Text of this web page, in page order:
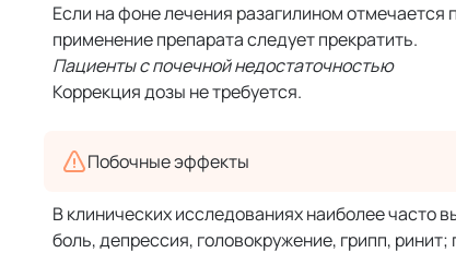
Если на фоне лечения разагилином
применение препарата следует прекратить.
Пациенты с почечной недостаточностью
Коррекция дозы не требуется.
Побочные эффекты
В клинических исследованиях наиболее
боль, депрессия, головокружение, грипп,